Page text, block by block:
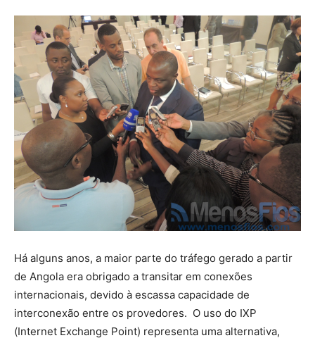
Há alguns anos, a maior parte do tráfego gerado a partir
de Angola era obrigado a transitar em conexões
internacionais, devido à escassa capacidade de
interconexão entre os provedores. O uso do IXP
(Internet Exchange Point) representa uma alternativa,